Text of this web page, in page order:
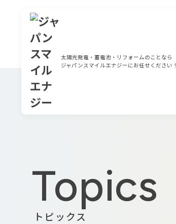
太陽光発電・蓄電池・リフォームのことなら
ジャパンスマイルエナジーにお任せください！
Topics
トピックス